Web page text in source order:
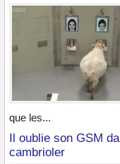
que les...
Il oublie son GSM
cambrioler